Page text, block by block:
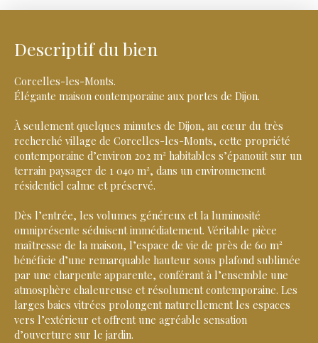
Descriptif du bien
Corcelles-les-Monts.
Élégante maison contemporaine aux portes de Dijon.
À seulement quelques minutes de Dijon, au cœur du très
recherché village de Corcelles-les-Monts, cette propriété
contemporaine d’environ 202 m² habitables s’épanouit sur un
terrain paysager de 1 040 m², dans un environnement
résidentiel calme et préservé.
Dès l’entrée, les volumes généreux et la luminosité
omniprésente séduisent immédiatement. Véritable pièce
maîtresse de la maison, l’espace de vie de près de 60 m²
bénéficie d’une remarquable hauteur sous plafond sublimée
par une charpente apparente, conférant à l’ensemble une
atmosphère chaleureuse et résolument contemporaine. Les
larges baies vitrées prolongent naturellement les espaces
vers l’extérieur et offrent une agréable sensation
d’ouverture sur le jardin.